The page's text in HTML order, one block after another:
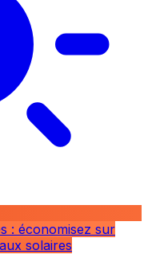
: économisez sur
solaires